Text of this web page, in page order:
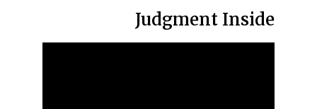
Judgment Inside